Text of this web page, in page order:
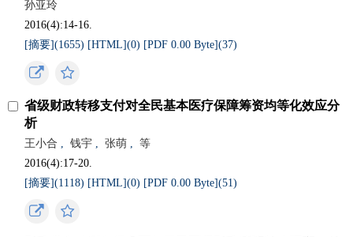
孙亚玲
2016(4):14-16.
[摘要](1655) [HTML](0) [PDF 0.00 Byte](37)
省级财政转移支付对全民基本医疗保障筹资均等化效应分
析
王小合 , 钱宇 , 张萌 ,
等
2016(4):17-20.
[摘要](1118) [HTML](0) [PDF 0.00 Byte](51)